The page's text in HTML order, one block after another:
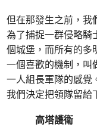
但在那發生之前，我
為了捕捉一群侵略騎
個城堡，而所有的多
一個喜歡的機制，叫
一人組長軍隊的感覺
我們決定把領隊留給
高塔護衛